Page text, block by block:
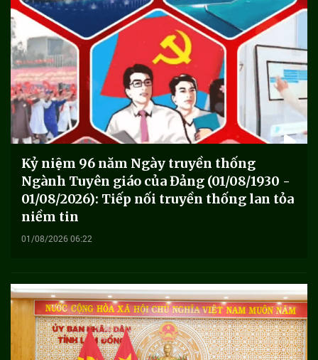
Kỷ niệm 96 năm Ngày truyền thống
Ngành Tuyên giáo của Đảng (01/08/1930 -
01/08/2026): Tiếp nối truyền thống lan tỏa
niềm tin
01/08/2026 06:22